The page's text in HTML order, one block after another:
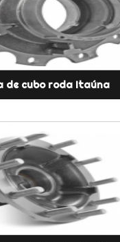
de cubo roda Itaúna